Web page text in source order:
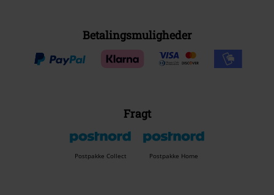
Betalingsmuligheder
Fragt
Postpakke Collect Postpakke Home